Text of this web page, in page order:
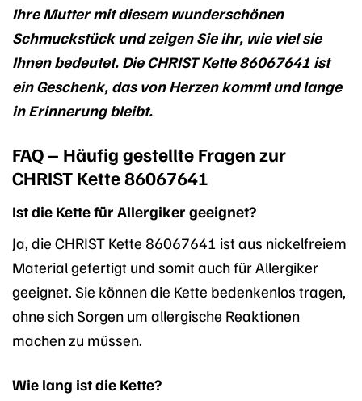
Ihre Mutter mit diesem wunderschönen
Schmuckstück und zeigen Sie ihr, wie viel sie
Ihnen bedeutet. Die CHRIST Kette 86067641 ist
ein Geschenk, das von Herzen kommt und lange
in Erinnerung bleibt.
FAQ – Häufig gestellte Fragen zur
CHRIST Kette 86067641
Ist die Kette für Allergiker geeignet?
Ja, die CHRIST Kette 86067641 ist aus nickelfreiem
Material gefertigt und somit auch für Allergiker
geeignet. Sie können die Kette bedenkenlos tragen,
ohne sich Sorgen um allergische Reaktionen
machen zu müssen.
Wie lang ist die Kette?